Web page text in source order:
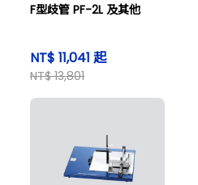
F型歧管 PF-2L 及其他
NT$ 11,041 起
NT$ 13,801